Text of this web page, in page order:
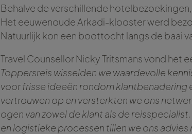
Behalve de verschillende
Het eeuwenoude Arkadi-klooster werd
Natuurlijk kon een boottocht langs de baai
Travel Counsellor Nicky Tritsmans vond het
Toppersreis wisselden we waardevolle
voor frisse ideeën rondom klantbenadering
vertrouwen op en versterkten we ons
ogen van zowel de klant als de
en logistieke processen tillen we ons advies